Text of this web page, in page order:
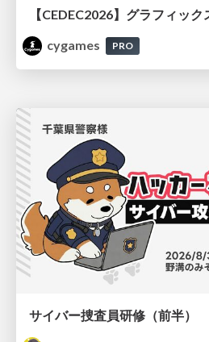
cygames
PRO
サイバー捜査員研修（前半）